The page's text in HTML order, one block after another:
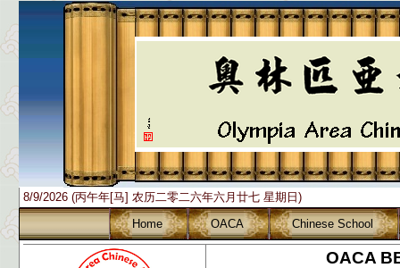
8/9/2026 (丙午年[马] 农历二零二六年六月廿七 星期日)
Home
OACA Chinese School
OACA